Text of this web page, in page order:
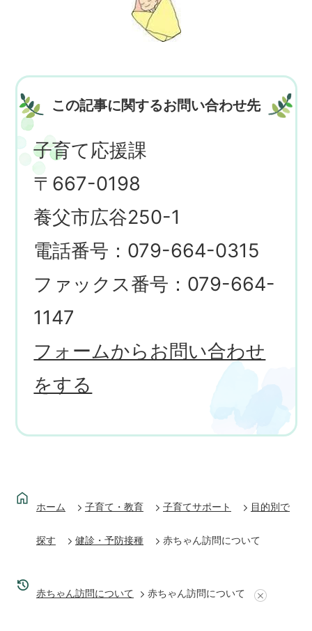
この記事に関するお問い合わせ先
子育て応援課
〒667-0198
養父市広谷250-1
電話番号：079-664-0315
ファックス番号：079-664-
1147
フォームからお問い合わせ
をする
ホーム 子育て・教育 子育てサポート 目的別で
探す 健診・予防接種 赤ちゃん訪問について
赤ちゃん訪問について 赤ちゃん訪問について